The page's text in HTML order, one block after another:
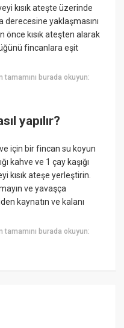
kısık ateşte üzerinde
yaklaşmasını
kısık ateşten alarak
fincanlara eşit
tamamını burada okuyun:
yapılır?
için bir fincan su koyun
kahve ve 1 çay kaşığı
kısık ateşe yerleştirin.
ve yavaşça
kaynatın ve kalanı
tamamını burada okuyun: